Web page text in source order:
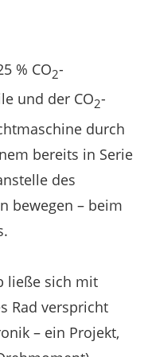
% CO2-
und der CO2-
durch
bereits in Serie
des
bewegen – beim
ließe sich mit
Rad verspricht
– ein Projekt,